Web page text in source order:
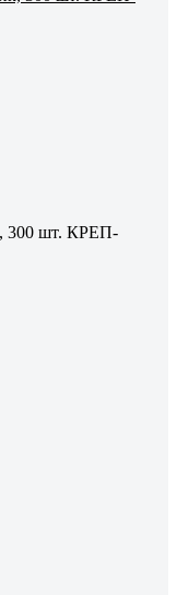
300 шт. КРЕП-